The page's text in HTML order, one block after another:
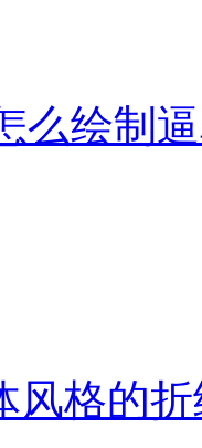
么绘制
风格的